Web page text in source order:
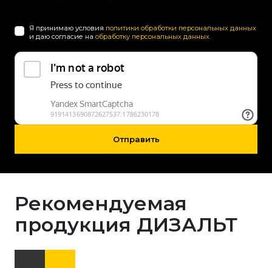
Я принимаю условия политики обработки персональных данных
и даю согласие на обработку персональных данных.
Отправить
Рекомендуемая
продукция ДИЗАЛЬТ